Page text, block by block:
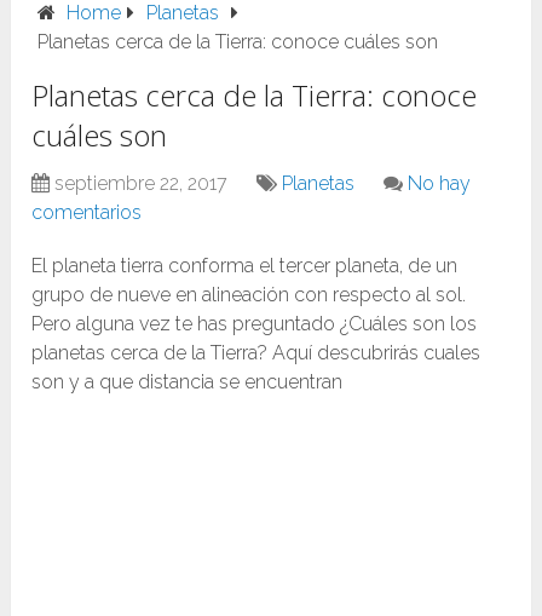
Home
Planetas
Planetas cerca de la Tierra: conoce cuáles son
Planetas cerca de la Tierra: conoce
cuáles son
septiembre 22, 2017 Planetas
No hay
comentarios
El planeta tierra conforma el tercer planeta, de un
grupo de nueve en alineación con respecto al sol.
Pero alguna vez te has preguntado ¿Cuáles son los
planetas cerca de la Tierra? Aquí descubrirás cuales
son y a que distancia se encuentran